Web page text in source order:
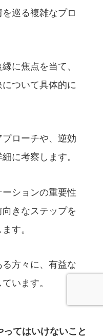
巡る複雑なプロ
に焦点を当て、
ついて具体的に
ローチや、逆効
に考察します。
ションの重要性
きなステップを
す。
方々に、有益な
います。
てはいけないこと